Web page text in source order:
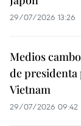
29/07/2026 13:26
Medios
de
Vietnam
29/07/2026 09:42